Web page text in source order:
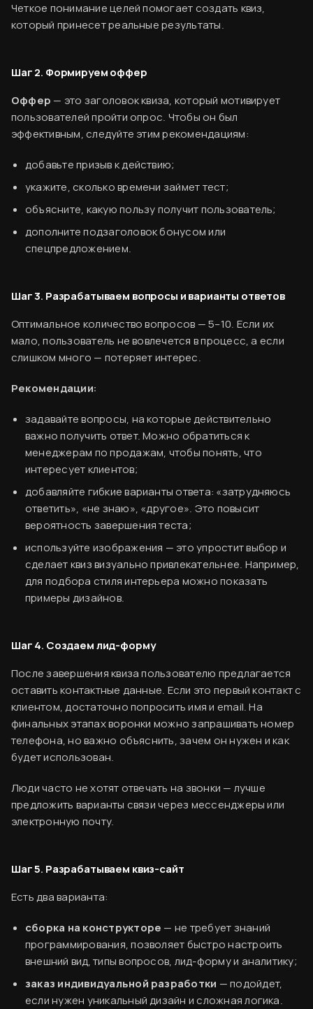
Четкое понимание целей помогает создать квиз,
который принесет реальные результаты.
Шаг 2. Формируем оффер
Оффер — это заголовок квиза, который мотивирует
пользователей пройти опрос. Чтобы он был
эффективным, следуйте этим рекомендациям:
добавьте призыв к действию;
укажите, сколько времени займет тест;
объясните, какую пользу получит пользователь;
дополните подзаголовок бонусом или
спецпредложением.
Шаг 3. Разрабатываем вопросы и варианты ответов
Оптимальное количество вопросов — 5–10. Если их
мало, пользователь не вовлечется в процесс, а если
слишком много — потеряет интерес.
Рекомендации:
задавайте вопросы, на которые действительно
важно получить ответ. Можно обратиться к
менеджерам по продажам, чтобы понять, что
интересует клиентов;
добавляйте гибкие варианты ответа: «затрудняюсь
ответить», «не знаю», «другое». Это повысит
вероятность завершения теста;
используйте изображения — это упростит выбор и
сделает квиз визуально привлекательнее. Например,
для подбора стиля интерьера можно показать
примеры дизайнов.
Шаг 4. Создаем лид-форму
После завершения квиза пользователю предлагается
оставить контактные данные. Если это первый контакт с
клиентом, достаточно попросить имя и email. На
финальных этапах воронки можно запрашивать номер
телефона, но важно объяснить, зачем он нужен и как
будет использован.
Люди часто не хотят отвечать на звонки — лучше
предложить варианты связи через мессенджеры или
электронную почту.
Шаг 5. Разрабатываем квиз-сайт
Есть два варианта:
сборка на конструкторе — не требует знаний
программирования, позволяет быстро настроить
внешний вид, типы вопросов, лид-форму и аналитику;
заказ индивидуальной разработки — подойдет,
если нужен уникальный дизайн и сложная логика.